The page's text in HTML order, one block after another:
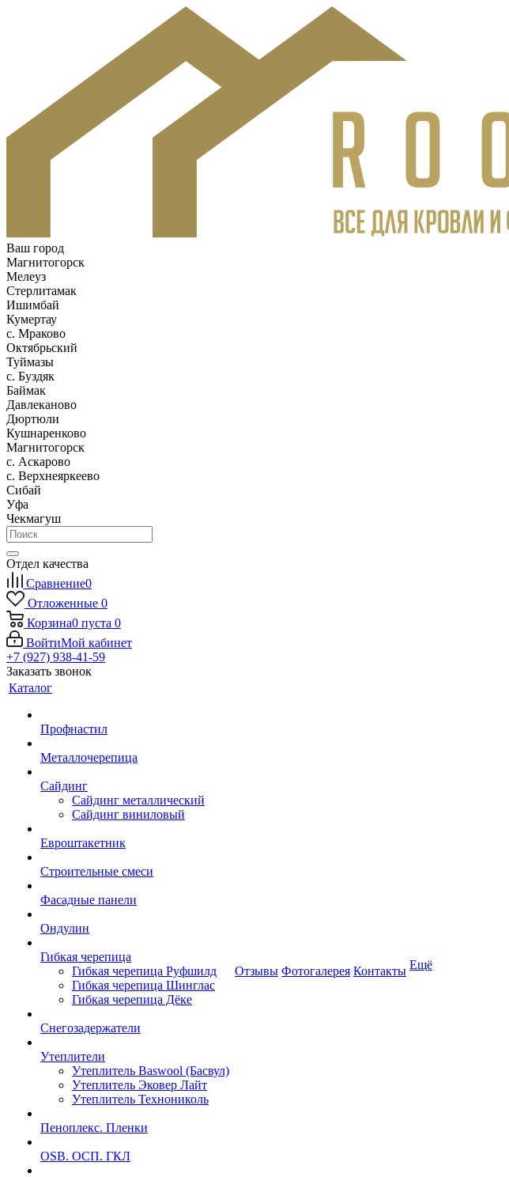
Ваш город
Магнитогорск
Мелеуз
Стерлитамак
Ишимбай
Кумертау
c. Мраково
Октябрьский
Туймазы
c. Буздяк
Баймак
Давлеканово
Дюртюли
Кушнаренково
Магнитогорск
с. Аскарово
с. Верхнеяркеево
Сибай
Уфа
Чекмагуш
Отдел качества
Сравнение0
Отложенные 0
Корзина0 пуста 0
ВойтиМой кабинет
+7 (927) 938-41-59
Заказать звонок
Каталог
Профнастил
Металлочерепица
Сайдинг
Сайдинг металлический
Сайдинг виниловый
Евроштакетник
Строительные смеси
Фасадные панели
Ондулин
Гибкая черепица
Гибкая черепица Руфшилд
Гибкая черепица Шинглас
Гибкая черепица Дёке
Снегозадержатели
Утеплители
Утеплитель Baswool (Басвул)
Утеплитель Эковер Лайт
Утеплитель Технониколь
Пеноплекс. Пленки
OSB. ОСП. ГКЛ
Отзывы Фотогалерея Контакты Ещё